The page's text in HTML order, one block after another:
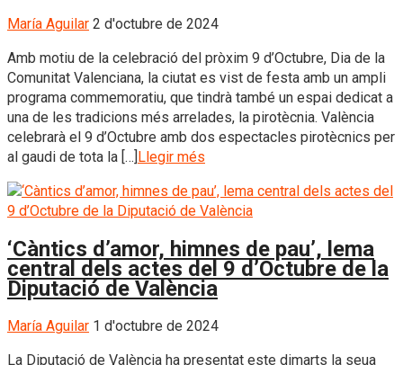
María Aguilar 2 d'octubre de 2024
Amb motiu de la celebració del pròxim 9 d’Octubre, Dia de la
Comunitat Valenciana, la ciutat es vist de festa amb un ampli
programa commemoratiu, que tindrà també un espai dedicat a
una de les tradicions més arrelades, la pirotècnia. València
celebrarà el 9 d’Octubre amb dos espectacles pirotècnics per
al gaudi de tota la […]Llegir més
‘Càntics d’amor, himnes de pau’, lema
central dels actes del 9 d’Octubre de la
Diputació de València
María Aguilar 1 d'octubre de 2024
La Diputació de València ha presentat este dimarts la seua